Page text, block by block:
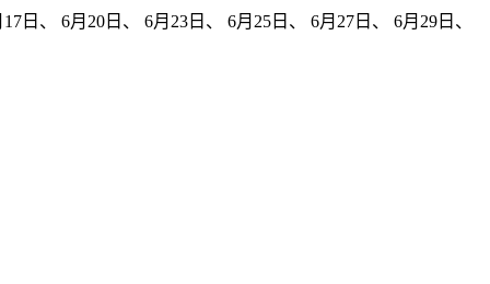
日、 6月20日、 6月23日、 6月25日、 6月27日、 6月29日、